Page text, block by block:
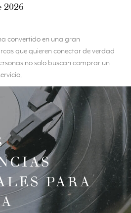
2026
convertido en una gran
que quieren conectar de verdad
no solo buscan comprar un
PARA